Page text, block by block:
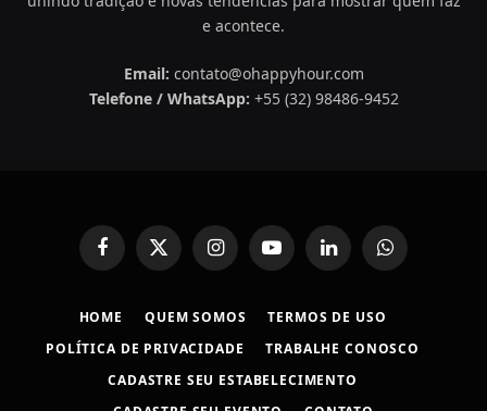
e acontece.
Email: contato@ohappyhour.com
Telefone / WhatsApp: +55 (32) 98486-9452
FacebookX
(Twitter)
InstagramYouTubeLinkedInWhatsApp
HOME QUEM SOMOS
TERMOS DE USO
POLÍTICA DE PRIVACIDADE
TRABALHE CONOSCO
CADASTRE SEU ESTABELECIMENTO